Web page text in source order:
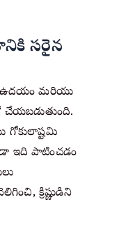
సరైన
ఉదయం మరియు
గోకులాష్టమి
ఇది పాటించడం
క్రిష్ణుడిని